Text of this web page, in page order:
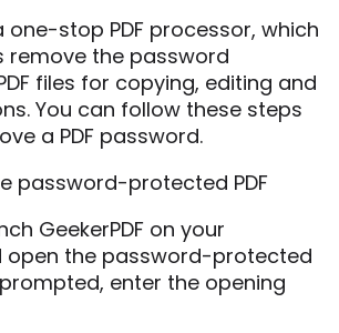
one-stop PDF processor, which
remove the password
files for copying, editing and
You can follow these steps
a PDF password.
password-protected PDF
GeekerPDF on your
open the password-protected
prompted, enter the opening